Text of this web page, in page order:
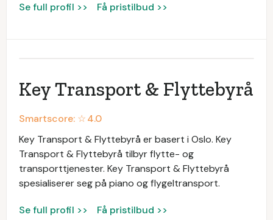
Se full profil >> Få pristilbud >>
Key Transport & Flyttebyrå
Smartscore: ☆4.0
Key Transport & Flyttebyrå er basert i Oslo. Key
Transport & Flyttebyrå tilbyr flytte- og
transporttjenester. Key Transport & Flyttebyrå
spesialiserer seg på piano og flygeltransport.
Se full profil >> Få pristilbud >>